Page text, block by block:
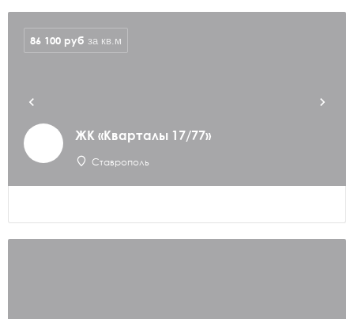
ЖК «Кварталы 17/77»
Ставрополь
86 100 руб за кв.м